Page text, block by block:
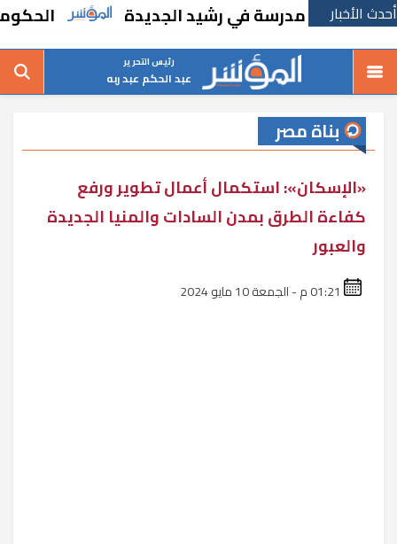
أحدث الأخبارمدرسة في رشيد الجديدة الحكومة تقر
رئيس التحرير
عبد الحكم عبد ربه
بناة مصر
«الإسكان»: استكمال أعمال تطوير ورفع
كفاءة الطرق بمدن السادات والمنيا الجديدة
والعبور